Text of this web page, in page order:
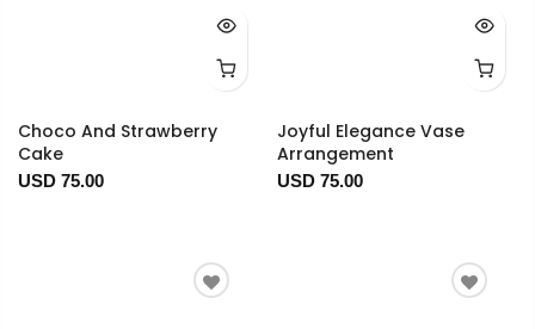
Choco And Strawberry
Cake
USD 75.00
Joyful Elegance Vase
Arrangement
USD 75.00